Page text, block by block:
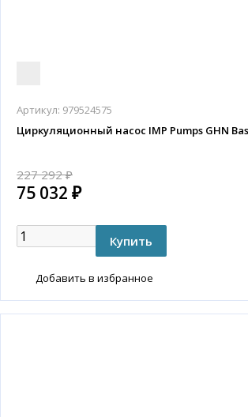
Артикул: 979524575
Циркуляционный насос IMP Pumps GHN
227 292 ₽
75 032 ₽
Добавить в избранное